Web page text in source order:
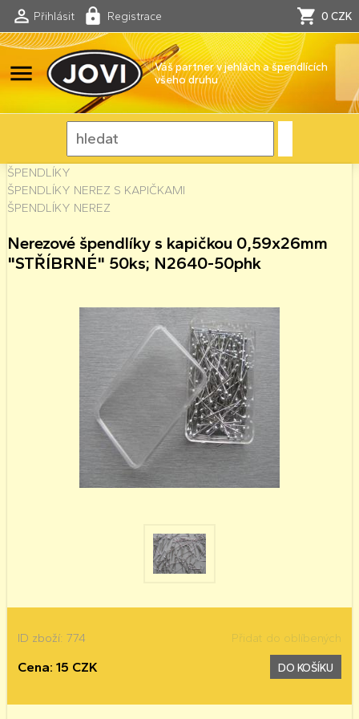
Přihlásit Registrace 0 CZK
menu
Váš partner v jehlách a špendlících
všeho druhu
ŠPENDLÍKY
ŠPENDLÍKY NEREZ S KAPIČKAMI
ŠPENDLÍKY NEREZ
Nerezové špendlíky s kapičkou 0,59x26mm
"STŘÍBRNÉ" 50ks; N2640-50phk
ID zboží: 774 Přidat do oblíbených
Cena: 15 CZK DO KOŠÍKU